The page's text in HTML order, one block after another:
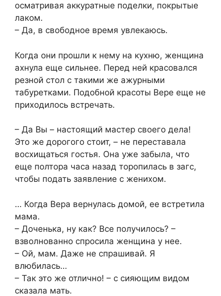
осматривая аккуратные поделки, покрытые
лаком.
– Да, в свободное время увлекаюсь.
Когда они прошли к нему на кухню, женщина
ахнула еще сильнее. Перед ней красовался
резной стол с такими же ажурными
табуретками. Подобной красоты Вере еще не
приходилось встречать.
– Да Вы – настоящий мастер своего дела!
Это же дорогого стоит, – не переставала
восхищаться гостья. Она уже забыла, что
еще полтора часа назад торопилась в загс,
чтобы подать заявление с женихом.
… Когда Вера вернулась домой, ее встретила
мама.
– Доченька, ну как? Все получилось? –
взволнованно спросила женщина у нее.
– Ой, мам. Даже не спрашивай. Я
влюбилась…
– Так это же отлично! – с сияющим видом
сказала мать.